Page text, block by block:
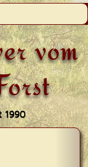
vom
1990